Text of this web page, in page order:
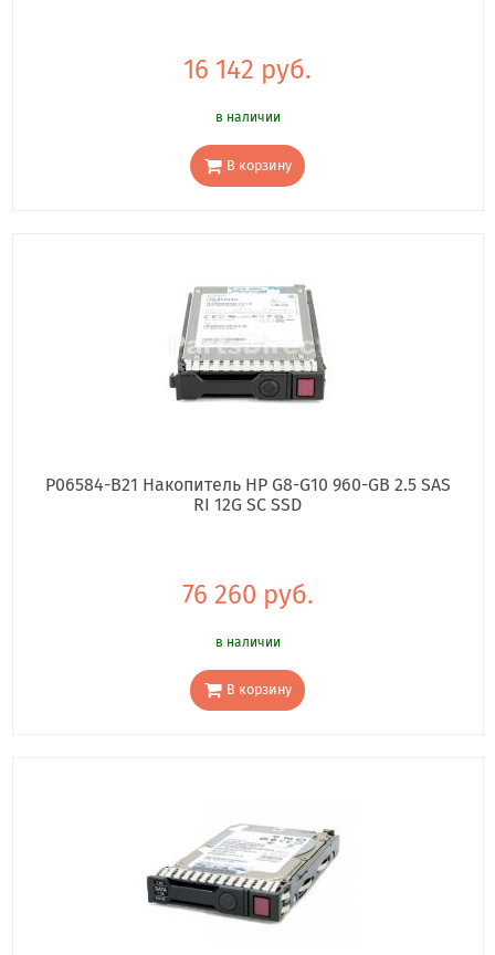
16 142 руб.
в наличии
В корзину
P06584-B21 Накопитель HP G8-G10 960-GB 2.5 SAS
RI 12G SC SSD
76 260 руб.
в наличии
В корзину